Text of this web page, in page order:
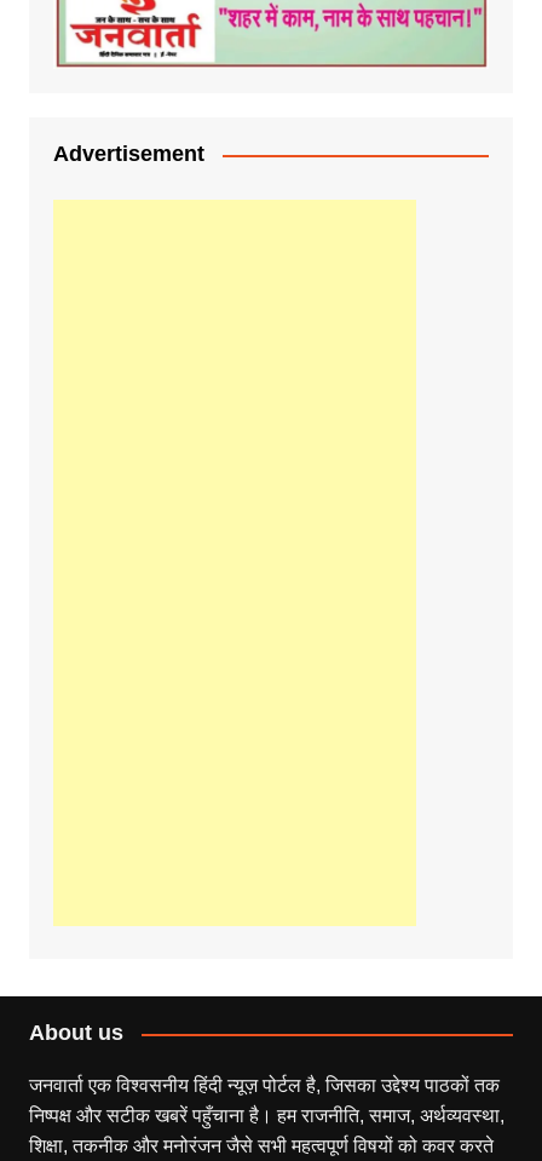
Advertisement
About us
जनवार्ता एक विश्वसनीय हिंदी न्यूज़ पोर्टल है, जिसका उद्देश्य पाठकों तक
निष्पक्ष और सटीक खबरें पहुँचाना है। हम राजनीति, समाज, अर्थव्यवस्था,
शिक्षा, तकनीक और मनोरंजन जैसे सभी महत्वपूर्ण विषयों को कवर करते